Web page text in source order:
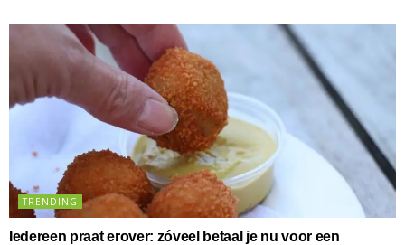
TRENDING
Iedereen praat erover: zóveel betaal je nu voor een